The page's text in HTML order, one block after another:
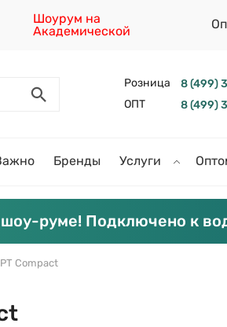
Шоурум на
Академической
Розница 8 (499)
ОПТ
8 (499)
Бренды Услуги
руме! Подключено к
Compact